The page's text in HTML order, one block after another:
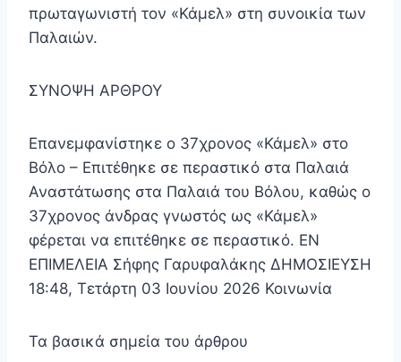
πρωταγωνιστή τον «Κάμελ» στη συνοικία των
Παλαιών.
ΣΥΝΟΨΗ ΑΡΘΡΟΥ
Επανεμφανίστηκε ο 37χρονος «Κάμελ» στο
Βόλο – Επιτέθηκε σε περαστικό στα Παλαιά
Αναστάτωσης στα Παλαιά του Βόλου, καθώς ο
37χρονος άνδρας γνωστός ως «Κάμελ»
φέρεται να επιτέθηκε σε περαστικό. EN
ΕΠΙΜΕΛΕΙΑ Σήφης Γαρυφαλάκης ΔΗΜΟΣΙΕΥΣΗ
18:48, Τετάρτη 03 Ιουνίου 2026 Κοινωνία
Τα βασικά σημεία του άρθρου